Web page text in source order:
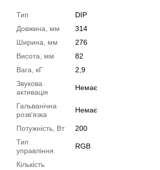
Тип
DIP
Довжина, мм
314
Ширина, мм
276
Висота, мм
82
Вага, кГ
2,9
Звукова
активація
Немає
Гальванічна
розв'язка
Немає
Потужність, Вт
200
Тип
управління
RGB
Кількість